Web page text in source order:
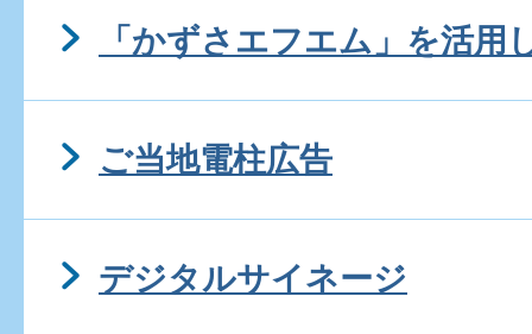
「かずさエフエム」を活用
ご当地電柱広告
デジタルサイネージ